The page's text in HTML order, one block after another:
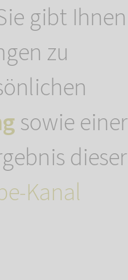
gibt Ihnen
zu
sowie einer
dieser
Kanal